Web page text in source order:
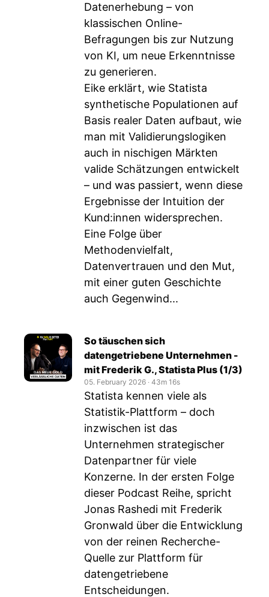
Datenerhebung – von
klassischen Online-
Befragungen bis zur Nutzung
von KI, um neue Erkenntnisse
zu generieren.
Eike erklärt, wie Statista
synthetische Populationen auf
Basis realer Daten aufbaut, wie
man mit Validierungslogiken
auch in nischigen Märkten
valide Schätzungen entwickelt
– und was passiert, wenn diese
Ergebnisse der Intuition der
Kund:innen widersprechen.
Eine Folge über
Methodenvielfalt,
Datenvertrauen und den Mut,
mit einer guten Geschichte
auch Gegenwind...
So täuschen sich
datengetriebene Unternehmen -
mit Frederik G., Statista Plus (1/3)
05. February 2026 ‧ 43m 16s
Statista kennen viele als
Statistik-Plattform – doch
inzwischen ist das
Unternehmen strategischer
Datenpartner für viele
Konzerne. In der ersten Folge
dieser Podcast Reihe, spricht
Jonas Rashedi mit Frederik
Gronwald über die Entwicklung
von der reinen Recherche-
Quelle zur Plattform für
datengetriebene
Entscheidungen.